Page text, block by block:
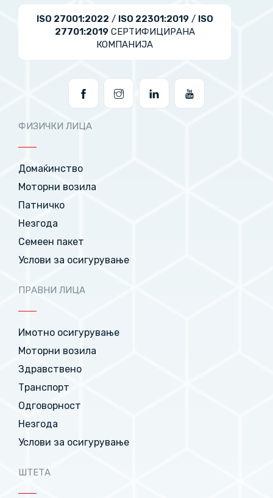
ISO 27001:2022 / ISO 22301:2019/ ISO
27701:2019СЕРТИФИЦИРАНА
КОМПАНИЈА
ФИЗИЧКИ ЛИЦА
Домаќинство
Моторни возила
Патничко
Незгода
Семеен пакет
Услови за осигурување
ПРАВНИ ЛИЦА
Имотно осигурување
Моторни возила
Здравствено
Транспорт
Одговорност
Незгода
Услови за осигурување
ШТЕТА